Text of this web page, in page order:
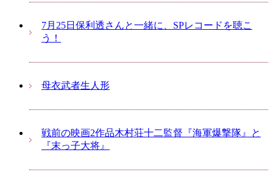
7月25日保利透さんと一緒に、SPレコードを聴こ
う！
母衣武者生人形
戦前の映画2作品木村荘十二監督『海軍爆撃隊』と
『末っ子大将』